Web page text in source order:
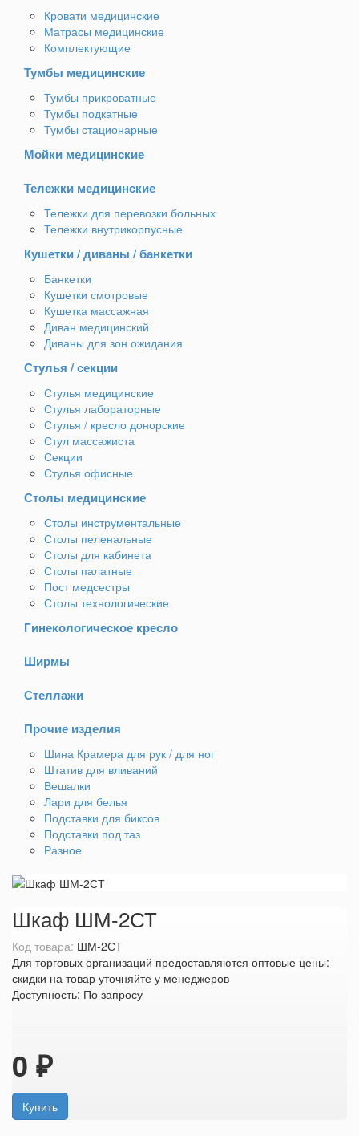
Кровати медицинские
Матрасы медицинские
Комплектующие
Тумбы медицинские
Тумбы прикроватные
Тумбы подкатные
Тумбы стационарные
Мойки медицинские
Тележки медицинские
Тележки для перевозки больных
Тележки внутрикорпусные
Кушетки / диваны / банкетки
Банкетки
Кушетки смотровые
Кушетка массажная
Диван медицинский
Диваны для зон ожидания
Стулья / секции
Стулья медицинские
Стулья лабораторные
Стулья / кресло донорские
Стул массажиста
Секции
Стулья офисные
Столы медицинские
Столы инструментальные
Столы пеленальные
Столы для кабинета
Столы палатные
Пост медсестры
Столы технологические
Гинекологическое кресло
Ширмы
Стеллажи
Прочие изделия
Шина Крамера для рук / для ног
Штатив для вливаний
Вешалки
Лари для белья
Подставки для биксов
Подставки под таз
Разное
Шкаф ШМ-2СТ
Код товара: ШМ-2СТ
Для торговых организаций предоставляются оптовые цены:
скидки на товар уточняйте у менеджеров
Доступность: По запросу
0 ₽
Купить